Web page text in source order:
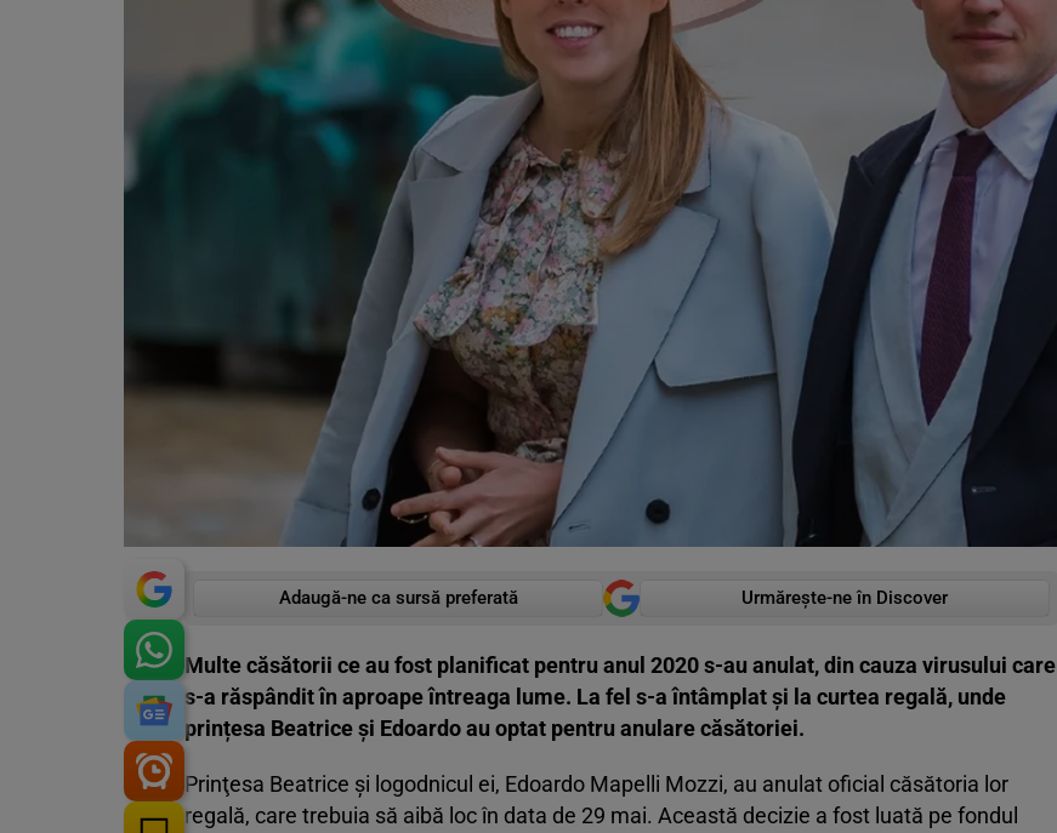
Adaugă-ne ca sursă preferată Urmărește-ne în Discover
Multe căsătorii ce au fost planificat pentru anul 2020 s-au anulat, din cauza virusului care
s-a răspândit în aproape întreaga lume. La fel s-a întâmplat și la curtea regală, unde
prințesa Beatrice şi Edoardo au optat pentru anulare căsătoriei.
Prinţesa Beatrice şi logodnicul ei, Edoardo Mapelli Mozzi, au anulat oficial căsătoria lor
regală, care trebuia să aibă loc în data de 29 mai. Această decizie a fost luată pe fondul